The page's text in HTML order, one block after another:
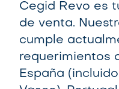
Cegid Revo es
de venta.
cumple
requerimientos
España